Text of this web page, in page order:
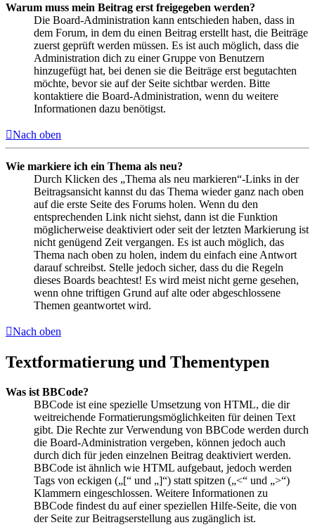
Warum muss mein Beitrag erst freigegeben werden?
Die Board-Administration kann entschieden haben, dass in
dem Forum, in dem du einen Beitrag erstellt hast, die Beiträge
zuerst geprüft werden müssen. Es ist auch möglich, dass die
Administration dich zu einer Gruppe von Benutzern
hinzugefügt hat, bei denen sie die Beiträge erst begutachten
möchte, bevor sie auf der Seite sichtbar werden. Bitte
kontaktiere die Board-Administration, wenn du weitere
Informationen dazu benötigst.
Nach oben
Wie markiere ich ein Thema als neu?
Durch Klicken des „Thema als neu markieren“-Links in der
Beitragsansicht kannst du das Thema wieder ganz nach oben
auf die erste Seite des Forums holen. Wenn du den
entsprechenden Link nicht siehst, dann ist die Funktion
möglicherweise deaktiviert oder seit der letzten Markierung ist
nicht genügend Zeit vergangen. Es ist auch möglich, das
Thema nach oben zu holen, indem du einfach eine Antwort
darauf schreibst. Stelle jedoch sicher, dass du die Regeln
dieses Boards beachtest! Es wird meist nicht gerne gesehen,
wenn ohne triftigen Grund auf alte oder abgeschlossene
Themen geantwortet wird.
Nach oben
Textformatierung und Thementypen
Was ist BBCode?
BBCode ist eine spezielle Umsetzung von HTML, die dir
weitreichende Formatierungsmöglichkeiten für deinen Text
gibt. Die Rechte zur Verwendung von BBCode werden durch
die Board-Administration vergeben, können jedoch auch
durch dich für jeden einzelnen Beitrag deaktiviert werden.
BBCode ist ähnlich wie HTML aufgebaut, jedoch werden
Tags von eckigen („[“ und „]“) statt spitzen („<“ und „>“)
Klammern eingeschlossen. Weitere Informationen zu
BBCode findest du auf einer speziellen Hilfe-Seite, die von
der Seite zur Beitragserstellung aus zugänglich ist.